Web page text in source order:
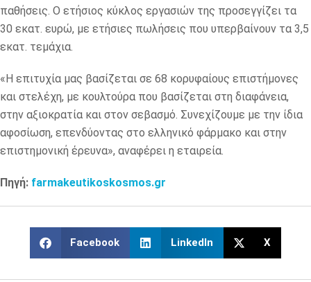
παθήσεις. Ο ετήσιος κύκλος εργασιών της προσεγγίζει τα
30 εκατ. ευρώ, με ετήσιες πωλήσεις που υπερβαίνουν τα 3,5
εκατ. τεμάχια.
«Η επιτυχία μας βασίζεται σε 68 κορυφαίους επιστήμονες
και στελέχη, με κουλτούρα που βασίζεται στη διαφάνεια,
στην αξιοκρατία και στον σεβασμό. Συνεχίζουμε με την ίδια
αφοσίωση, επενδύοντας στο ελληνικό φάρμακο και στην
επιστημονική έρευνα», αναφέρει η εταιρεία.
Πηγή: farmakeutikoskosmos.gr
Facebook LinkedIn X